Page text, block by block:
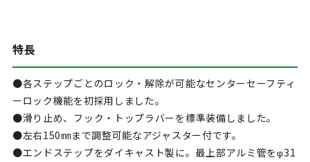
特長
●各ステップごとのロック・解除が可能なセンターセーフティ
ーロック機能を初採用しました。
●滑り止め、フック・トップラバーを標準装備しました。
●左右150㎜まで調整可能なアジャスター付です。
●エンドステップをダイキャスト製に。最上部アルミ管をφ31